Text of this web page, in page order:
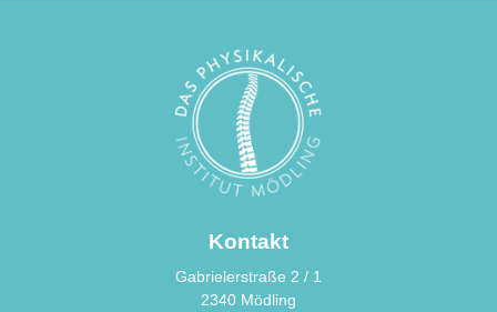
Kontakt
Gabrielerstraße 2 / 1
2340 Mödling